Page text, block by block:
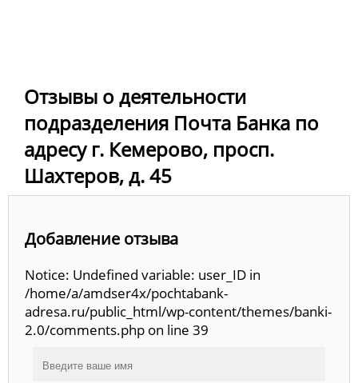
Отзывы о деятельности
подразделения Почта Банка по
адресу г. Кемерово, просп.
Шахтеров, д. 45
Добавление отзыва
Notice: Undefined variable: user_ID in
/home/a/amdser4x/pochtabank-
adresa.ru/public_html/wp-content/themes/banki-
2.0/comments.php on line 39